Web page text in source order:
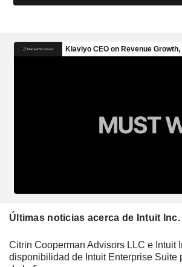
Últimas noticias acerca de Intuit Inc.
Citrin Cooperman Advisors LLC e Intuit
disponibilidad de Intuit Enterprise Suite